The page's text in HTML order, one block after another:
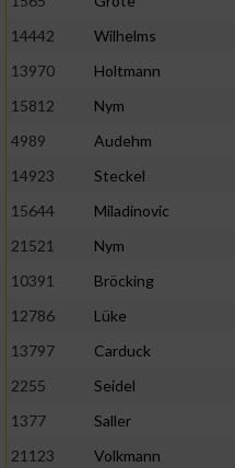
14442
Wilhelms
13970
Holtmann
15812
Nym
4989
Audehm
14923
Steckel
15644
Miladinovic
21521
Nym
10391
Bröcking
12786
Lüke
13797
Carduck
2255
Seidel
1377
Saller
21123
Volkmann